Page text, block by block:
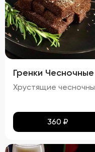
Гренки Чесночные
360 ₽